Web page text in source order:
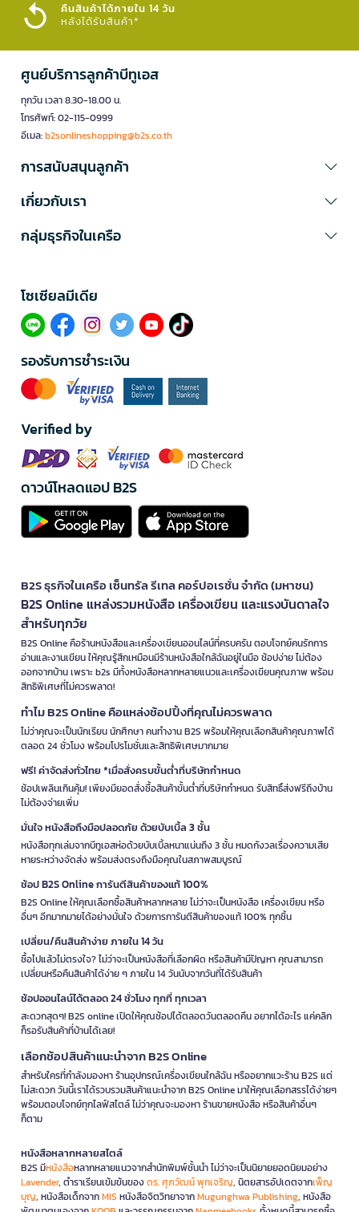
คืนสินค้าได้ภายใน 14 วัน
หลังได้รับสินค้า*
ศูนย์บริการลูกค้าบีทูเอส
ทุกวัน เวลา 8.30-18.00 น.
โทรศัพท์: 02-115-0999
อีเมล:b2sonlineshopping@b2s.co.th
การสนับสนุนลูกค้า
เกี่ยวกับเรา
กลุ่มธุรกิจในเครือ
โซเซียลมีเดีย​
รองรับการชำระเงิน
Verified by
ดาวน์โหลดแอป B2S
B2S ธุรกิจในเครือ เซ็นทรัล รีเทล คอร์ปอเรชั่น จำกัด (มหาชน)
B2S Online แหล่งรวมหนังสือ เครื่องเขียน และแรงบันดาลใจ
สำหรับทุกวัย
B2S Online คือร้านหนังสือและเครื่องเขียนออนไลน์ที่ครบครัน ตอบโจทย์คนรักการ
อ่านและงานเขียน ให้คุณรู้สึกเหมือนมีร้านหนังสือใกล้ฉันอยู่ในมือ ช้อปง่าย ไม่ต้อง
ออกจากบ้าน เพราะ b2s มีทั้งหนังสือหลากหลายแนวและเครื่องเขียนคุณภาพ พร้อม
สิทธิพิเศษที่ไม่ควรพลาด!
ทำไม B2S Online คือแหล่งช้อปปิ้งที่คุณไม่ควรพลาด
ไม่ว่าคุณจะเป็นนักเรียน นักศึกษา คนทำงาน B2S พร้อมให้คุณเลือกสินค้าคุณภาพได้
ตลอด 24 ชั่วโมง พร้อมโปรโมชั่นและสิทธิพิเศษมากมาย
ฟรี! ค่าจัดส่งทั่วไทย *เมื่อสั่งครบขั้นต่ำที่บริษัทกำหนด
ช้อปเพลินเกินคุ้ม! เพียงมียอดสั่งซื้อสินค้าขั้นต่ำที่บริษัทกำหนด รับสิทธิ์ส่งฟรีถึงบ้าน
ไม่ต้องจ่ายเพิ่ม
มั่นใจ หนังสือถึงมือปลอดภัย ด้วยบับเบิ้ล 3 ชั้น
หนังสือทุกเล่มจากบีทูเอสห่อด้วยบับเบิ้ลหนาแน่นถึง 3 ชั้น หมดกังวลเรื่องความเสีย
หายระหว่างจัดส่ง พร้อมส่งตรงถึงมือคุณในสภาพสมบูรณ์
ช้อป B2S Online การันตีสินค้าของแท้ 100%
B2S Online ให้คุณเลือกซื้อสินค้าหลากหลาย ไม่ว่าจะเป็นหนังสือ เครื่องเขียน หรือ
อื่นๆ อีกมากมายได้อย่างมั่นใจ ด้วยการการันตีสินค้าของแท้ 100% ทุกชิ้น
เปลี่ยน/คืนสินค้าง่าย ภายใน 14 วัน
ซื้อไปแล้วไม่ตรงใจ? ไม่ว่าจะเป็นหนังสือที่เลือกผิด หรือสินค้ามีปัญหา คุณสามารถ
เปลี่ยนหรือคืนสินค้าได้ง่าย ๆ ภายใน 14 วันนับจากวันที่ได้รับสินค้า
ช้อปออนไลน์ได้ตลอด 24 ชั่วโมง ทุกที่ ทุกเวลา
สะดวกสุดๆ! B2S online เปิดให้คุณช้อปได้ตลอดวันตลอดคืน อยากได้อะไร แค่คลิก
ก็รอรับสินค้าที่บ้านได้เลย!
เลือกช้อปสินค้าแนะนำจาก B2S Online
สำหรับใครที่กำลังมองหา ร้านอุปกรณ์เครื่องเขียนใกล้ฉัน หรืออยากแวะร้าน B2S แต่
ไม่สะดวก วันนี้เราได้รวบรวมสินค้าแนะนำจาก B2S Online มาให้คุณเลือกสรรได้ง่ายๆ
พร้อมตอบโจทย์ทุกไลฟ์สไตล์ ไม่ว่าคุณจะมองหา ร้านขายหนังสือ หรือสินค้าอื่นๆ
ก็ตาม
หนังสือหลากหลายสไตล์
B2S มีหนังสือหลากหลายแนวจากสำนักพิมพ์ชั้นนำ ไม่ว่าจะเป็นนิยายยอดนิยมอย่าง
Lavender, ตำราเรียนเข้มข้นของดร. ศุภวัฒน์ พุกเจริญ, นิตยสารอัปเดตจากเพ็ญ
บุญ, หนังสือเด็กจากMIS หนังสือจิตวิทยาจากMugunghwa Publishing, หนังสือ